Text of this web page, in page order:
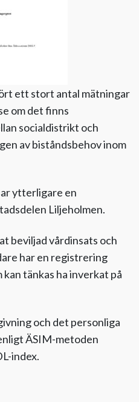
ett stort antal mätningar
om det finns
socialdistrikt och
av biståndsbehov inom
ytterligare en
Liljeholmen.
beviljad vårdinsats och
har en registrering
tänkas ha inverkat på
och det personliga
ÄSIM-metoden
index.